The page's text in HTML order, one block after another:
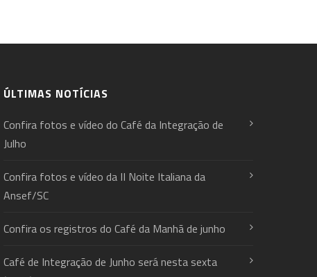
ÚLTIMAS NOTÍCIAS
Confira fotos e vídeo do Café da Integração de
Julho
Confira fotos e vídeo da II Noite Italiana da
Ansef/SC
Confira os registros do Café da Manhã de junho
Café de Integração de Junho será nesta sexta